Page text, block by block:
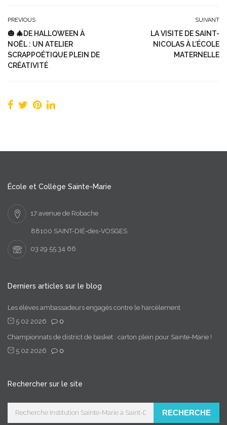
PREVIOUS
🎃 🎄DE HALLOWEEN À
NOËL : UN ATELIER
SCRAPPOÉTIQUE PLEIN DE
CRÉATIVITÉ
SUIVANT
LA VISITE DE SAINT-
NICOLAS À L’ÉCOLE
MATERNELLE
École et Collège Sainte-Marie
17 avenue de Robache
88100 SAINT-DIÉ-des-VOSGES
03 29 55 34 66
Derniers articles sur le blog
Les élèves ambassadeurs engagés contre le harcèlement
5 02 2026
0
Championnats de district de basket : carton plein pour Sainte-Marie !
5 02 2026
0
Rechercher sur le site
RECHERCHE